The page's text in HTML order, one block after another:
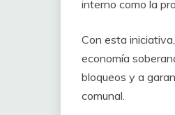
interno como la
Con esta
economía
bloqueos y a
comunal.